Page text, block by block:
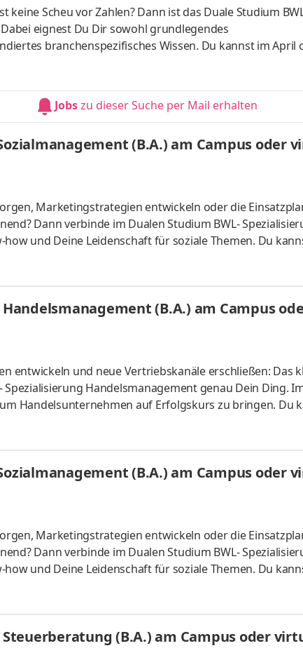
Scheu vor Zahlen? Dann ist das Duale Studium
eignest Du Dir sowohl grundlegendes
branchenspezifisches Wissen. Du kannst im April
flexibel virtuell. Deine Praxisphasen absolvierst Du bei
Dein Studium ohne Numerus clausus oder
mit praxisnahen InhaltenDeine
Du lernstJobszu dieser Suche per Mail erhalten
(B.A.) am Campus oder
Marketingstrategien entwickeln oder die
Dann verbinde im Dualen Studium BWL-
und Deine Leidenschaft für soziale Themen. Du
Ort oder ganz flexibel virtuell. Deine Praxisphasen
Du kannst Dein Studium ohne Numerus clausus oder
anerkanntes Bachelorstudium mit praxisnahen
(B.A.) am Campus
entwickeln und neue Vertriebskanäle erschließen: Das
Spezialisierung Handelsmanagement genau Dein Ding.
Handelsunternehmen auf Erfolgskurs zu bringen. Du
Ort oder ganz flexibel virtuell. Deine Praxisphasen
Du kannst Dein Studium ohne Numerus clausus oder
anerkanntes Bachelorstudium mit praxisnahen
(B.A.) am Campus oder
Marketingstrategien entwickeln oder die
Dann verbinde im Dualen Studium BWL-
und Deine Leidenschaft für soziale Themen. Du
Ort oder ganz flexibel virtuell. Deine Praxisphasen
Du kannst Dein Studium ohne Numerus clausus oder
anerkanntes Bachelorstudium mit praxisnahen
(B.A.) am Campus oder